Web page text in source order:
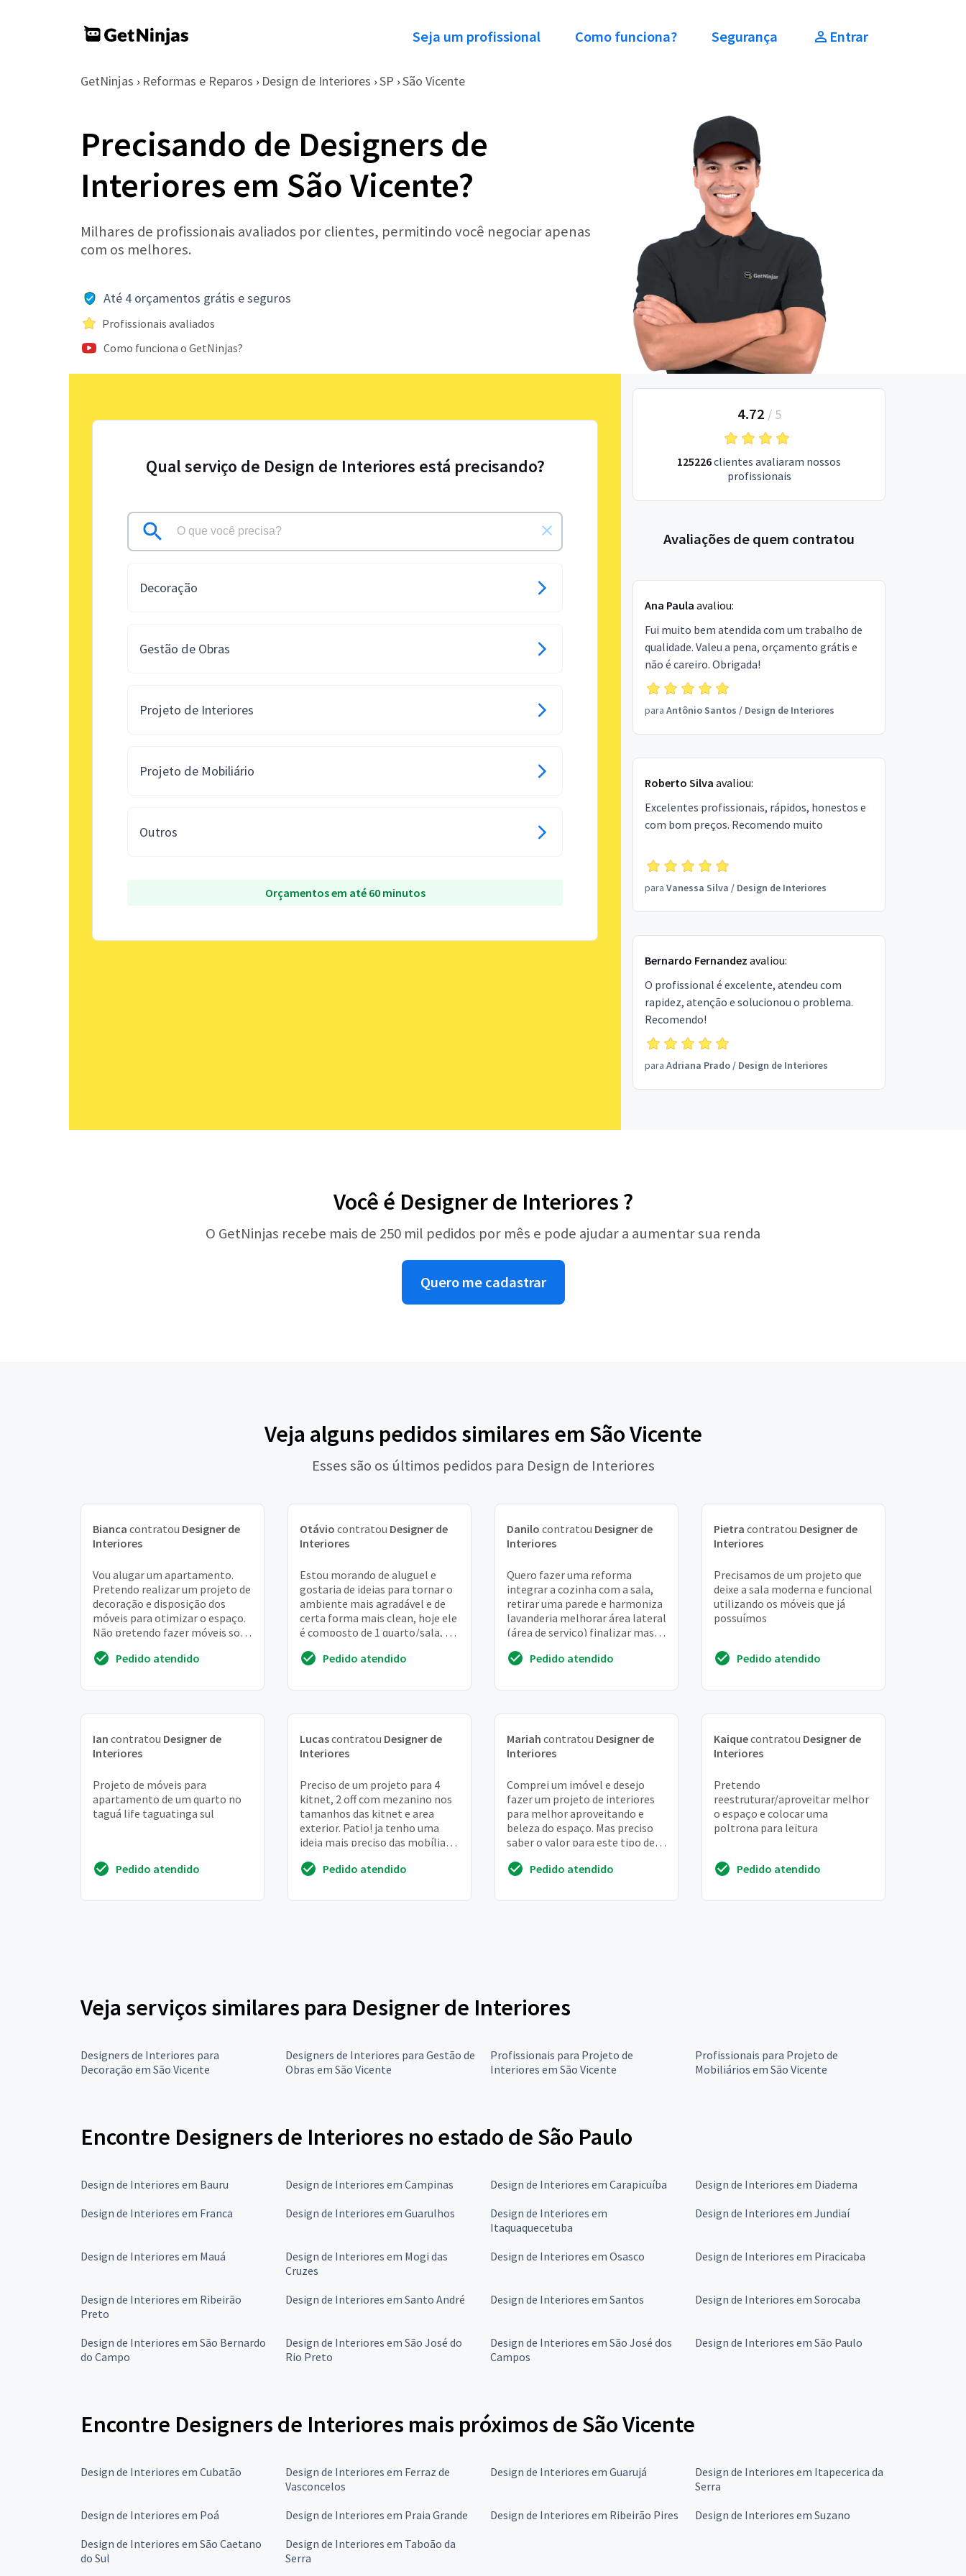
Seja um profissional Como funciona? Segurança Entrar
GetNinjas › Reformas e Reparos › Design de Interiores › SP › São Vicente
Precisando de Designers de
Interiores em São Vicente?
Milhares de profissionais avaliados por clientes, permitindo você negociar apenas
com os melhores.
Até 4 orçamentos grátis e seguros
Profissionais avaliados
Como funciona o GetNinjas?
Qual serviço de Design de Interiores está precisando?
Decoração
Gestão de Obras
Projeto de Interiores
Projeto de Mobiliário
Outros
Orçamentos em até 60 minutos
4.72 / 5
125226clientes avaliaram nossos
profissionais
Avaliações de quem contratou
Ana Paula avaliou:
Fui muito bem atendida com um trabalho de
qualidade. Valeu a pena, orçamento grátis e
não é careiro. Obrigada!
para Antônio Santos / Design de Interiores
Roberto Silva avaliou:
Excelentes profissionais, rápidos, honestos e
com bom preços. Recomendo muito
para Vanessa Silva / Design de Interiores
Bernardo Fernandez avaliou:
O profissional é excelente, atendeu com
rapidez, atenção e solucionou o problema.
Recomendo!
para Adriana Prado/ Design de Interiores
Você é Designer de Interiores ?
O GetNinjas recebe mais de 250 mil pedidos por mês e pode ajudar a aumentar sua renda
Quero me cadastrar
Veja alguns pedidos similares em São Vicente
Esses são os últimos pedidos para Design de Interiores
Bianca contratou Designer de
Interiores
Vou alugar um apartamento.
Pretendo realizar um projeto de
decoração e disposição dos
móveis para otimizar o espaço.
Não pretendo fazer móveis sob
Pedido atendido
Otávio contratou Designer de
Interiores
Estou morando de aluguel e
gostaria de ideias para tornar o
ambiente mais agradável e de
certa forma mais clean, hoje ele
é composto de 1 quarto/sala, 1
lavanderia
Pedido atendido
Danilo contratou Designer de
Interiores
Quero fazer uma reforma
integrar a cozinha com a sala,
retirar uma parede e harmoniza
lavanderia melhorar área lateral
(área de serviço) finalizar mas
par... Pedido atendido
Pietra contratou Designer de
Interiores
Precisamos de um projeto que
deixe a sala moderna e funcional
utilizando os móveis que já
possuímos
Pedido atendido
Ian contratou Designer de
Interiores
Projeto de móveis para
apartamento de um quarto no
taguá life taguatinga sul
Pedido atendido
Lucascontratou Designer de
Interiores
Preciso de um projeto para 4
kitnet, 2 off com mezanino nos
tamanhos das kitnet e area
exterior. Patio! ja tenho uma
ideia mais preciso das mobílias
Pedido atendido
Mariah contratou Designer de
Interiores
Comprei um imóvel e desejo
fazer um projeto de interiores
para melhor aproveitando e
beleza do espaço. Mas preciso
saber o valor para este tipo de
Pedido atendido
Kaiquecontratou Designer de
Interiores
Pretendo
reestruturar/aproveitar melhor
o espaço e colocar uma
poltrona para leitura
Pedido atendido
Veja serviços similares para Designer de Interiores
Designers de Interiores para
Decoração em São Vicente
Designers de Interiores para Gestão de
Obras em São Vicente
Profissionais para Projeto de
Interiores em São Vicente
Profissionais para Projeto de
Mobiliários em São Vicente
Encontre Designers de Interiores no estado de São Paulo
Design de Interiores em Bauru Design de Interiores em Campinas Design de Interiores em Carapicuíba
Design de Interiores em Diadema
Design de Interiores em Franca
Design de Interiores em Guarulhos
Design de Interiores em
Itaquaquecetuba
Design de Interiores em Jundiaí
Design de Interiores em Mauá
Design de Interiores em Mogi das
Cruzes
Design de Interiores em Osasco Design de Interiores em Piracicaba
Design de Interiores em Ribeirão
Preto
Design de Interiores em Santo André Design de Interiores em Santos Design de Interiores em Sorocaba
Design de Interiores em São Bernardo
do Campo
Design de Interiores em São José do
Rio Preto
Design de Interiores em São José dos
Campos
Design de Interiores em São Paulo
Encontre Designers de Interiores mais próximos de São Vicente
Design de Interiores em Cubatão
Design de Interiores em Ferraz de
Vasconcelos
Design de Interiores em Guarujá
Design de Interiores em Itapecerica da
Serra
Design de Interiores em Poá
Design de Interiores em Praia Grande Design de Interiores em Ribeirão Pires
Design de Interiores em Suzano
Design de Interiores em São Caetano
do Sul
Design de Interiores em Taboão da
Serra